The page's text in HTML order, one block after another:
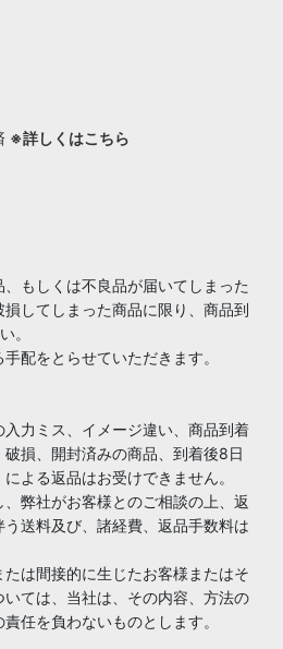
※詳しくはこちら
もしくは不良品が届いてしまった
してしまった商品に限り、商品到
。
配をとらせていただきます。
力ミス、イメージ違い、商品到着
損、開封済みの商品、到着後8日
よる返品はお受けできません。
弊社がお客様とのご相談の上、返
送料及び、諸経費、返品手数料は
は間接的に生じたお客様またはそ
ては、当社は、その内容、方法の
任を負わないものとします。